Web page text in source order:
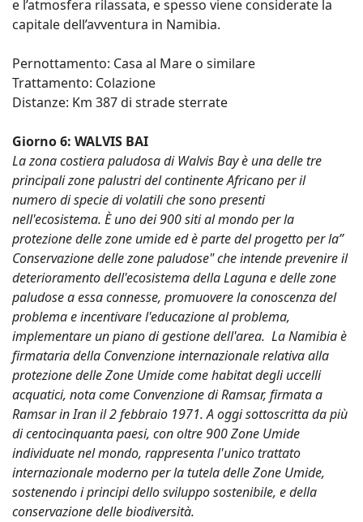
e l’atmosfera rilassata, e spesso viene considerate la
capitale dell’avventura in Namibia.
Pernottamento: Casa al Mare o similare
Trattamento: Colazione
Distanze: Km 387 di strade sterrate
Giorno 6: WALVIS BAI
La zona costiera paludosa di Walvis Bay è una delle tre
principali zone palustri del continente Africano per il
numero di specie di volatili che sono presenti
nell'ecosistema. È uno dei 900 siti al mondo per la
protezione delle zone umide ed è parte del progetto per la”
Conservazione delle zone paludose" che intende prevenire il
deterioramento dell'ecosistema della Laguna e delle zone
paludose a essa connesse, promuovere la conoscenza del
problema e incentivare l'educazione al problema,
implementare un piano di gestione dell'area. La Namibia è
firmataria della Convenzione internazionale relativa alla
protezione delle Zone Umide come habitat degli uccelli
acquatici, nota come Convenzione di Ramsar, firmata a
Ramsar in Iran il 2 febbraio 1971. A oggi sottoscritta da più
di centocinquanta paesi, con oltre 900 Zone Umide
individuate nel mondo, rappresenta l'unico trattato
internazionale moderno per la tutela delle Zone Umide,
sostenendo i principi dello sviluppo sostenibile, e della
conservazione delle biodiversità.